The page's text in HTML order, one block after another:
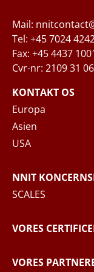
Når du
via
hvor du kan
SEND
Mail:
Tel: +45 7024
Fax: +45 4437
Cvr-nr: 2109 31 06
KONTAKT OS
Europa
Asien
USA
NNIT
SCALES
VORES
VORES